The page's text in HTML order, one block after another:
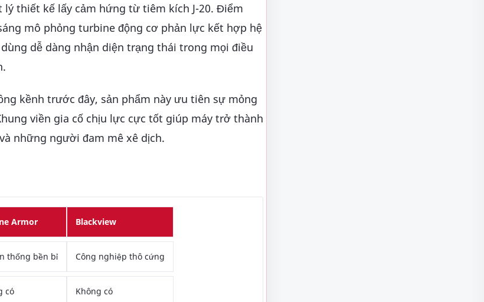
thiết kế lấy cảm hứng từ tiêm kích J-20. Điểm
mô phỏng turbine động cơ phản lực kết hợp hệ
dễ dàng nhận diện trạng thái trong mọi điều
kềnh trước đây, sản phẩm này ưu tiên sự mỏng
viền gia cố chịu lực cực tốt giúp máy trở thành
những người đam mê xê dịch.
Armor Blackview
thống bền bỉ Công nghiệp thô cứng
có Không có